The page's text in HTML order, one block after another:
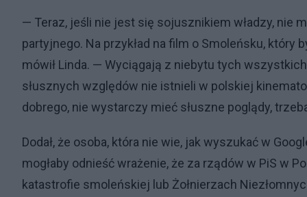
— Teraz, jeśli nie jest się sojusznikiem władzy, nie
partyjnego. Na przykład na film o Smoleńsku, który
mówił Linda. — Wyciągają z niebytu tych
słusznych względów nie istnieli w polskiej
dobrego, nie wystarczy mieć słuszne poglądy,
Dodał, że osoba, która nie wie, jak wyszukać w
mogłaby odnieść wrażenie, że za rządów w PiS w
katastrofie smoleńskiej lub Żołnierzach